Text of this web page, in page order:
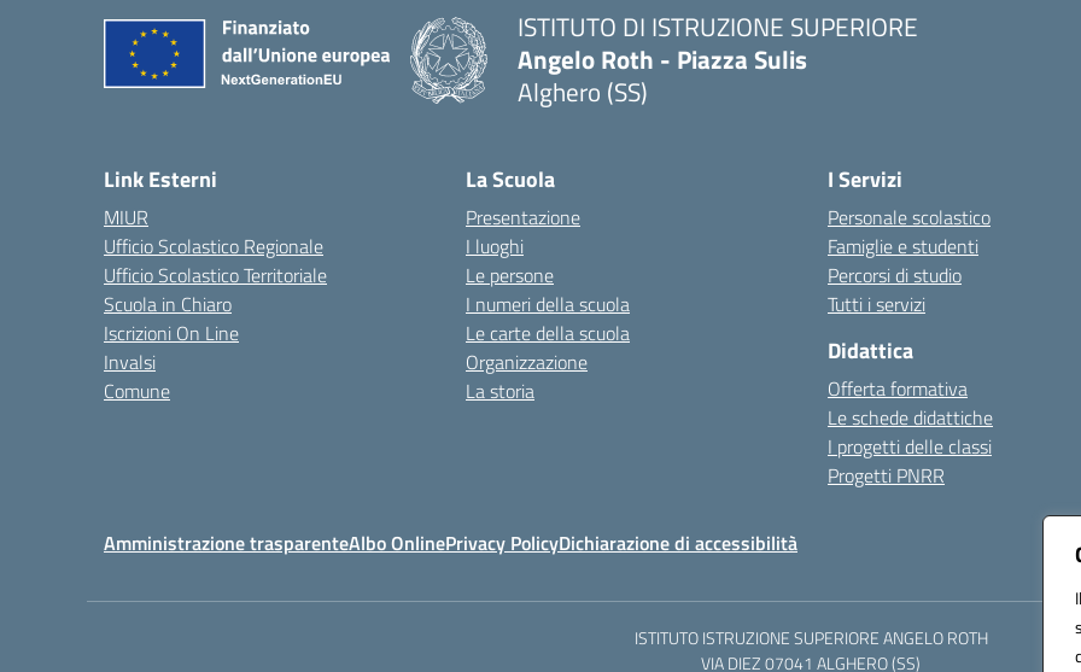
ISTITUTO DI ISTRUZIONE SUPERIORE
Angelo Roth - Piazza Sulis
Alghero (SS)
Link Esterni
MIUR
Ufficio Scolastico Regionale
Ufficio Scolastico Territoriale
Scuola in Chiaro
Iscrizioni On Line
Invalsi
Comune
La Scuola
Presentazione
I luoghi
Le persone
I numeri della scuola
Le carte della scuola
Organizzazione
La storia
I Servizi
Personale scolastico
Famiglie e studenti
Percorsi di studio
Tutti i servizi
Didattica
Offerta formativa
Le schede didattiche
I progetti delle classi
Progetti PNRR
Amministrazione trasparenteAlbo OnlinePrivacy PolicyDichiarazione di accessibilità
ISTITUTO ISTRUZIONE SUPERIORE ANGELO ROTH
VIA DIEZ 07041 ALGHERO (SS)